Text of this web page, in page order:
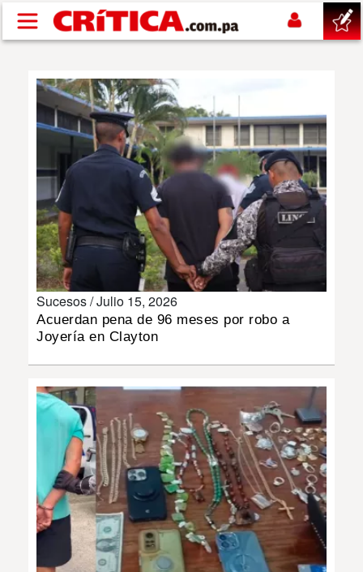
Pasar al contenido principal
SUCESOS
POLÍTICA
SHOW
DEPORTES
MUNDO
INSÓLITAS
MULTIMEDIA
IMPRESO
Sucesos /Julio 15, 2026
Acuerdan pena de 96 meses por robo a
Joyería en Clayton